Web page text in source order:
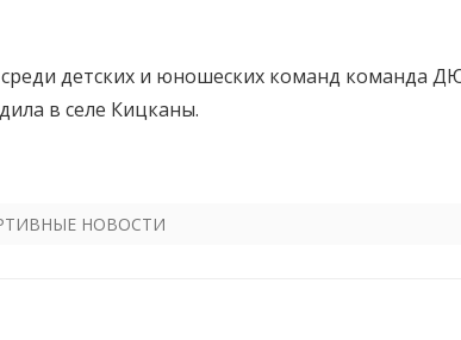
детских и юношеских команд команда
в селе Кицканы.
НОВОСТИ